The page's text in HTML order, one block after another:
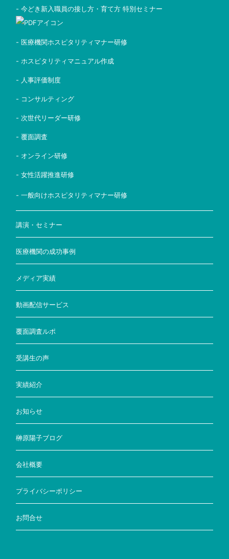
- 今どき新入職員の接し方・育て方 特別セミナー
- 医療機関ホスピタリティマナー研修
- ホスピタリティマニュアル作成
- 人事評価制度
- コンサルティング
- 次世代リーダー研修
- 覆面調査
- オンライン研修
- 女性活躍推進研修
- 一般向けホスピタリティマナー研修
講演・セミナー
医療機関の成功事例
メディア実績
動画配信サービス
覆面調査ルポ
受講生の声
実績紹介
お知らせ
榊原陽子ブログ
会社概要
プライバシーポリシー
お問合せ